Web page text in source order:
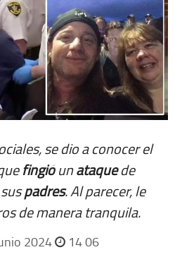
se dio a conocer el
fingióunataquede
padres. Al parecer, le
de manera tranquila.
2024 14 06